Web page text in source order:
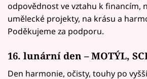
odpovědnost ve vztahu k financím,
umělecké projekty, na krásu a
Poděkujeme za podporu.
16. lunární den – MOTÝL,
Den harmonie, očisty, touhy po